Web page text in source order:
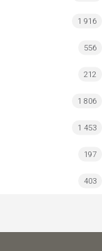
1 916
556
212
1 806
1 453
197
403